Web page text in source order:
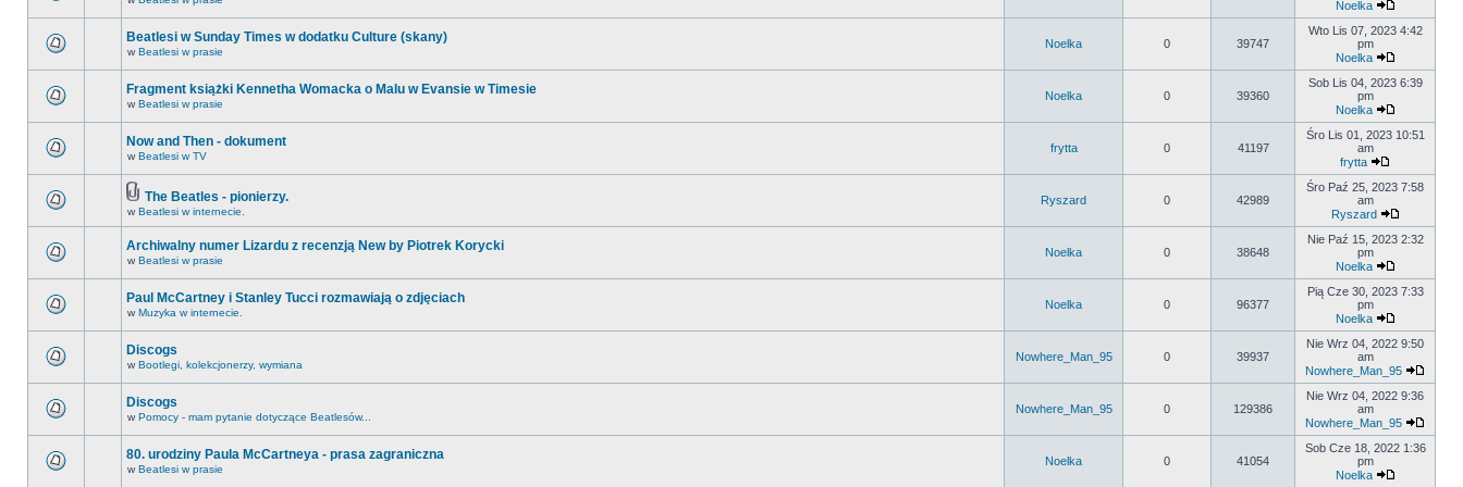
Noelka
Beatlesi w Sunday Times w dodatku Culture (skany)
w Beatlesi w prasie
Noelka 0 39747
Wto Lis 07, 2023 4:42
pm
Noelka
Fragment książki Kennetha Womacka o Malu w Evansie w Timesie
w Beatlesi w prasie
Noelka 0 39360
Sob Lis 04, 2023 6:39
pm
Noelka
Now and Then - dokument
w Beatlesi w TV
frytta 0 41197
Śro Lis 01, 2023 10:51
am
frytta
The Beatles - pionierzy.
w Beatlesi w internecie.
Ryszard 0 42989
Śro Paź 25, 2023 7:58
am
Ryszard
Archiwalny numer Lizardu z recenzją New by Piotrek Korycki
w Beatlesi w prasie
Noelka 0 38648
Nie Paź 15, 2023 2:32
pm
Noelka
Paul McCartney i Stanley Tucci rozmawiają o zdjęciach
w Muzyka w internecie.
Noelka 0 96377
Pią Cze 30, 2023 7:33
pm
Noelka
Discogs
w Bootlegi, kolekcjonerzy, wymiana
Nowhere_Man_95 0 39937
Nie Wrz 04, 2022 9:50
am
Nowhere_Man_95
Discogs
w Pomocy - mam pytanie dotyczące Beatlesów...
Nowhere_Man_95 0 129386
Nie Wrz 04, 2022 9:36
am
Nowhere_Man_95
80. urodziny Paula McCartneya - prasa zagraniczna
w Beatlesi w prasie
Noelka 0 41054
Sob Cze 18, 2022 1:36
pm
Noelka